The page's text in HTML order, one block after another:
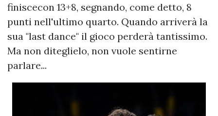
finiscecon 13+8, segnando, come detto, 8
punti nell'ultimo quarto. Quando arriverà la
sua "last dance" il gioco perderà tantissimo.
Ma non diteglielo, non vuole sentirne
parlare...